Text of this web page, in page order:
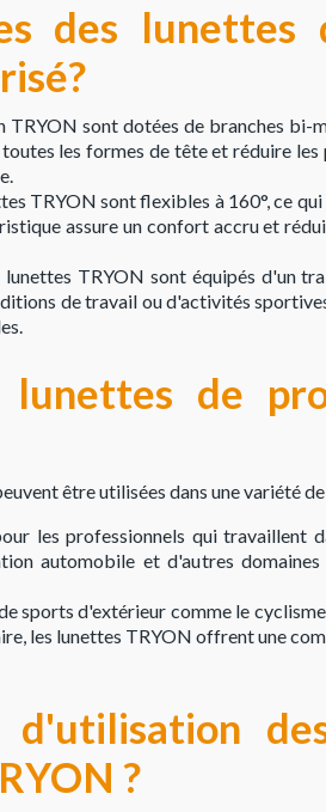
des lunettes
TRYON sont dotées de branches bi-
les formes de tête et réduire
TRYON sont flexibles à 160°, ce
assure un confort accru et
TRYON sont équipés d'un
de travail ou d'activités
de
être utilisées dans une variété
les professionnels qui travaillent
automobile et d'autres
sports d'extérieur comme le
les lunettes TRYON offrent une
d'utilisation
?